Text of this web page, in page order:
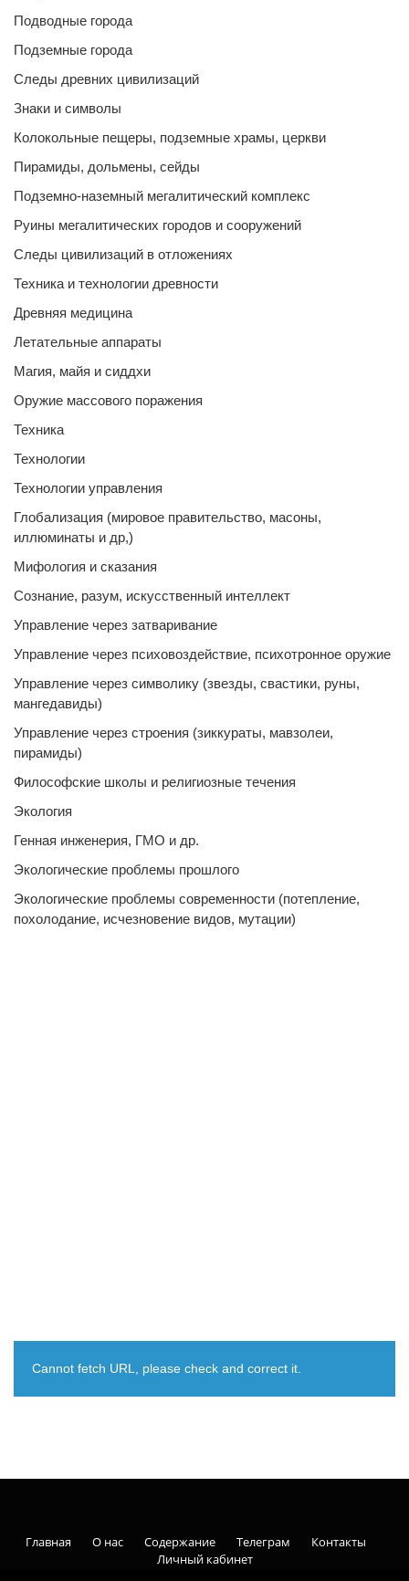
Подводные города
Подземные города
Следы древних цивилизаций
Знаки и символы
Колокольные пещеры, подземные храмы, церкви
Пирамиды, дольмены, сейды
Подземно-наземный мегалитический комплекс
Руины мегалитических городов и сооружений
Следы цивилизаций в отложениях
Техника и технологии древности
Древняя медицина
Летательные аппараты
Магия, майя и сиддхи
Оружие массового поражения
Техника
Технологии
Технологии управления
Глобализация (мировое правительство, масоны,
иллюминаты и др,)
Мифология и сказания
Сознание, разум, искусственный интеллект
Управление через затваривание
Управление через психовоздействие, психотронное оружие
Управление через символику (звезды, свастики, руны,
мангедавиды)
Управление через строения (зиккураты, мавзолеи,
пирамиды)
Философские школы и религиозные течения
Экология
Генная инженерия, ГМО и др.
Экологические проблемы прошлого
Экологические проблемы современности (потепление,
похолодание, исчезновение видов, мутации)
Cannot fetch URL, please check and correct it.
Главная О нас Содержание Телеграм
Контакты
Личный кабинет